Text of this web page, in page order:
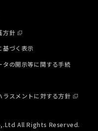
方針
基づく表示
タの開示等に関する手続
ラスメントに対する方針
All Rights Reserved.